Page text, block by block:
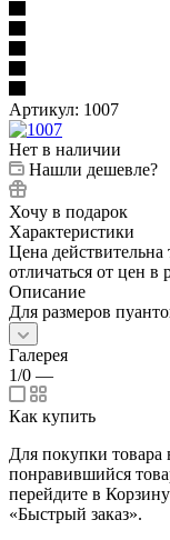
Артикул: 1007
Нет в наличии
Нашли дешевле?
Хочу в подарок
Характеристики
Цена действительна
отличаться от цен в
Описание
Для размеров
Галерея
1/0 —
Как купить
Для покупки товара
понравившийся
перейдите в
«Быстрый заказ».